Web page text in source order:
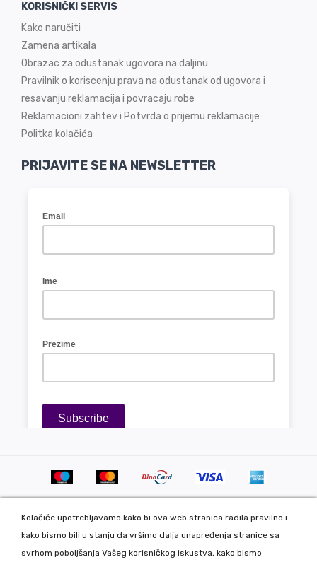
Kolačiće upotrebljavamo kako bi ova web stranica radila pravilno i
kako bismo bili u stanju da vršimo dalja unapređenja stranice sa
svrhom poboljšanja Vašeg korisničkog iskustva, kako bismo
KORISNIČKI SERVIS
Kako naručiti
Zamena artikala
Obrazac za odustanak ugovora na daljinu
Pravilnik o koriscenju prava na odustanak od ugovora i
resavanju reklamacija i povracaju robe
Reklamacioni zahtev i Potvrda o prijemu reklamacije
Politka kolačića
PRIJAVITE SE NA NEWSLETTER